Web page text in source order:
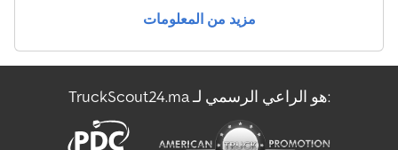
Jcb S2646E
Terex Tl80
مزيد من المعلومات
TruckScout24.ma هو الراعي الرسمي لـ: